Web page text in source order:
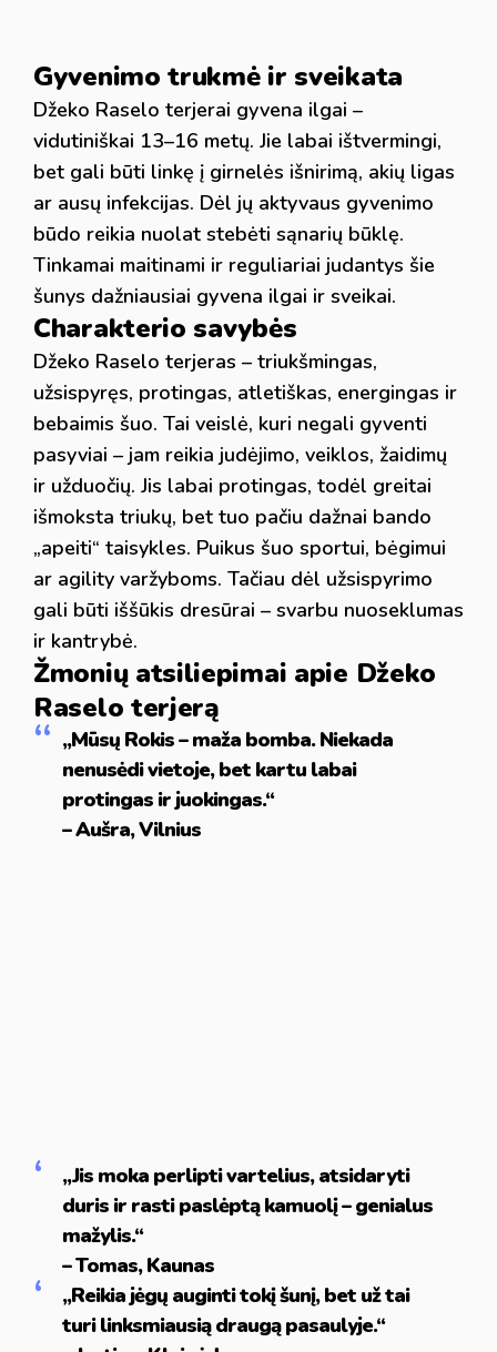
Gyvenimo trukmė ir sveikata
Džeko Raselo terjerai gyvena ilgai –
vidutiniškai 13–16 metų. Jie labai ištvermingi,
bet gali būti linkę į girnelės išnirimą, akių ligas
ar ausų infekcijas. Dėl jų aktyvaus gyvenimo
būdo reikia nuolat stebėti sąnarių būklę.
Tinkamai maitinami ir reguliariai judantys šie
šunys dažniausiai gyvena ilgai ir sveikai.
Charakterio savybės
Džeko Raselo terjeras – triukšmingas,
užsispyręs, protingas, atletiškas, energingas ir
bebaimis šuo. Tai veislė, kuri negali gyventi
pasyviai – jam reikia judėjimo, veiklos, žaidimų
ir užduočių. Jis labai protingas, todėl greitai
išmoksta triukų, bet tuo pačiu dažnai bando
„apeiti“ taisykles. Puikus šuo sportui, bėgimui
ar agility varžyboms. Tačiau dėl užsispyrimo
gali būti iššūkis dresūrai – svarbu nuoseklumas
ir kantrybė.
Žmonių atsiliepimai apie Džeko
Raselo terjerą
„Mūsų Rokis – maža bomba. Niekada
nenusėdi vietoje, bet kartu labai
protingas ir juokingas.“
– Aušra, Vilnius
„Jis moka perlipti vartelius, atsidaryti
duris ir rasti paslėptą kamuolį – genialus
mažylis.“
– Tomas, Kaunas
„Reikia jėgų auginti tokį šunį, bet už tai
turi linksmiausią draugą pasaulyje.“